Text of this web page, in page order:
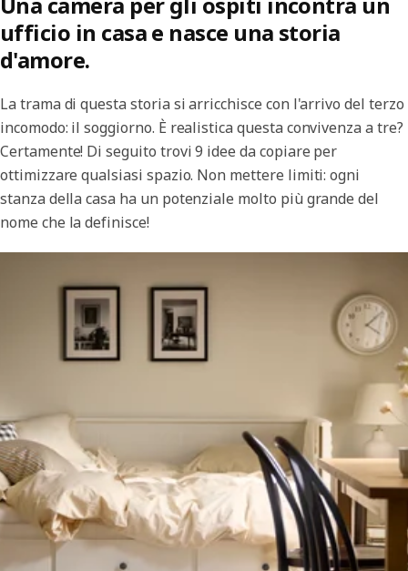
ufficio in casa e nasce una storia
d'amore.
La trama di questa storia si arricchisce con l'arrivo del terzo
incomodo: il soggiorno. È realistica questa convivenza a tre?
Certamente! Di seguito trovi 9 idee da copiare per
ottimizzare qualsiasi spazio. Non mettere limiti: ogni
stanza della casa ha un potenziale molto più grande del
nome che la definisce!